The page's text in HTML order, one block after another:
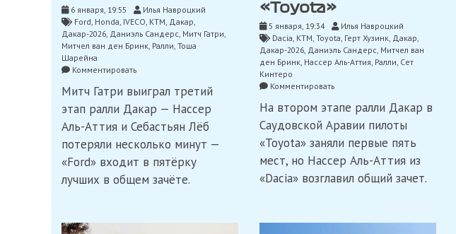
6 января, 19:55
Илья Навроцкий
Ford, Honda, IVECO, KTM, Дакар,
Дакар-2026, Даниэль Сандерс, Митч Гатри,
Митчел ван ден Бринк, Ралли, Тоша
Шарейна
Комментироватьon
доминирует
на
третьем
этапе
Дакар-2026,
вышел
в
Митч Гатри выиграл третий
этап ралли Дакар — Нассер
Аль-Аттия и Себастьян Лёб
потеряли несколько минут —
«Ford» входит в пятёрку
лучших в общем зачёте.
«Toyota»
5 января, 19:34
Илья Навроцкий
Dacia, KTM, Toyota, Герт Хузинк, Дакар,
Дакар-2026, Даниэль Сандерс, Митчел ван
ден Бринк, Нассер Аль-Аттия, Ралли, Сет
Кинтеро
Комментироватьon
Аттия
вышел
в
лидеры
Дакара-2026,
пятикратное
лидерство
На втором этапе ралли Дакар в
Саудовской Аравии пилоты
«Toyota» заняли первые пять
мест, но Нассер Аль-Аттия из
«Dacia» возглавил общий зачет.